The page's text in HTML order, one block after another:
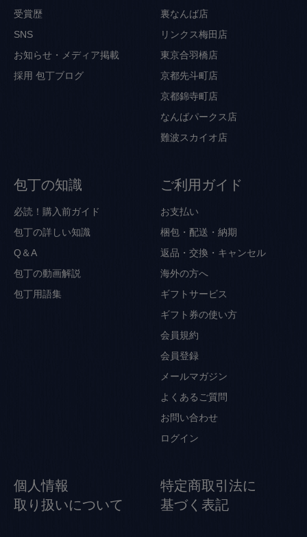
受賞歴
SNS
お知らせ・メディア掲載
採用 包丁ブログ
裏なんば店
リンクス梅田店
東京合羽橋店
京都先斗町店
京都錦寺町店
なんばパークス店
難波スカイオ店
包丁の知識
必読！購入前ガイド
包丁の詳しい知識
Q＆A
包丁の動画解説
包丁用語集
ご利用ガイド
お支払い
梱包・配送・納期
返品・交換・キャンセル
海外の方へ
ギフトサービス
ギフト券の使い方
会員規約
会員登録
メールマガジン
よくあるご質問
お問い合わせ
ログイン
個人情報
取り扱いについて
特定商取引法に
基づく表記